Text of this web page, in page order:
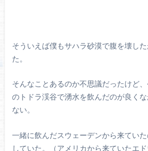
そういえば僕もサハラ砂漠で腹を壊し
た。
そんなことあるのか不思議だったけど
のトドラ渓谷で湧水を飲んだのが良く
ない。
一緒に飲んだスウェーデンから来ていた
していた。（アメリカから来ていたエ